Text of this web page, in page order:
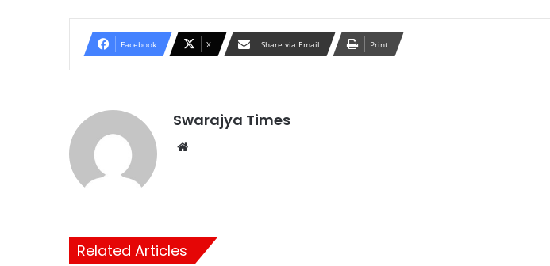
Facebook X Share via Email Print
Swarajya Times
Related Articles